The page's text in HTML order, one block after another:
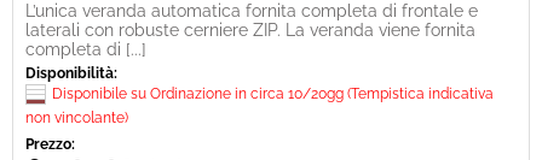
L’unica veranda automatica fornita completa di frontale e
laterali con robuste cerniere ZIP. La veranda viene fornita
completa di [...]
Disponibilità:
Disponibile su Ordinazione in circa 10/20gg (Tempistica indicativa
non vincolante)
Prezzo: